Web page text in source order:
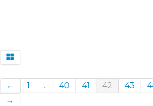
← 1 ... 40 41 42 43
→